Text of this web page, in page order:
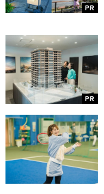
PR
PR